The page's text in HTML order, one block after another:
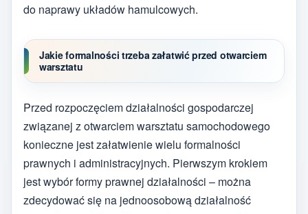
do naprawy układów hamulcowych.
Jakie formalności trzeba załatwić przed otwarciem
warsztatu
Przed rozpoczęciem działalności gospodarczej
związanej z otwarciem warsztatu samochodowego
konieczne jest załatwienie wielu formalności
prawnych i administracyjnych. Pierwszym krokiem
jest wybór formy prawnej działalności – można
zdecydować się na jednoosobową działalność